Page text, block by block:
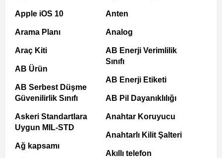
Apple iOS 10
Arama Planı
Araç Kiti
AB Ürün
AB Serbest Düşme
Güvenilirlik Sınıfı
Askeri Standartlara
Uygun MIL-STD
Ağ kapsamı
Anten
Analog
AB Enerji Verimlilik
Sınıfı
AB Enerji Etiketi
AB Pil Dayanıklılığı
Anahtar Koruyucu
Anahtarlı Kilit Şalteri
Akıllı telefon